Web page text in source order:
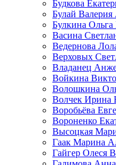
Будкова
Булай Валерия
Булкина Ольга
Васина
Ведернова
Верховых
Владанец
Войкина
Волошкина
Волчек Ирина
Воробьёва
Вороненко
Высоцкая
Гаак Марина
Гайгер Олеся